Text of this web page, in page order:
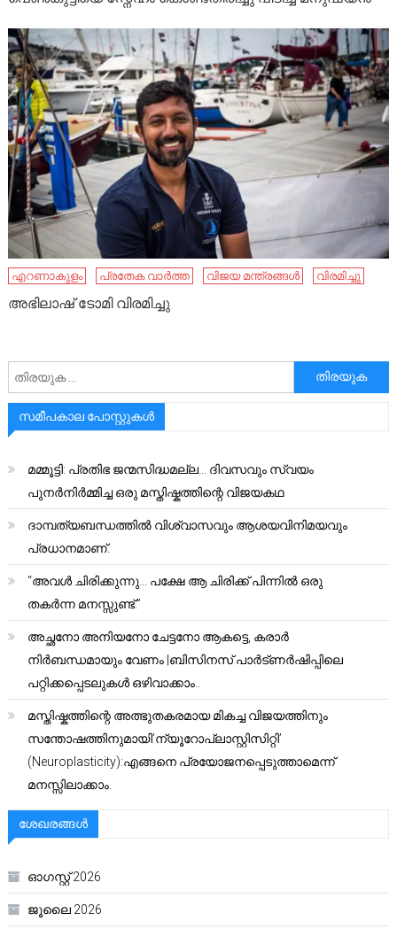
എറണാകുളം പ്രതേക വാർത്ത വിജയ മന്ത്രങ്ങൾ വിരമിച്ചു
അഭിലാഷ് ടോമി വിരമിച്ചു
അനേഷിക്കുക
സമീപകാല പോസ്റ്റുകൾ
മമ്മൂട്ടി: പ്രതിഭ ജന്മസിദ്ധമല്ല… ദിവസവും സ്വയം
പുനർനിർമ്മിച്ച ഒരു മസ്തിഷ്കത്തിന്റെ വിജയകഥ
ദാമ്പത്യബന്ധത്തിൽ വിശ്വാസവും ആശയവിനിമയവും
പ്രധാനമാണ്.
“അവൾ ചിരിക്കുന്നു… പക്ഷേ ആ ചിരിക്ക് പിന്നിൽ ഒരു
തകർന്ന മനസ്സുണ്ട്.”
അച്ഛനോ അനിയനോ ചേട്ടനോ ആകട്ടെ, കരാർ
നിർബന്ധമായും വേണം |ബിസിനസ് പാർട്ണർഷിപ്പിലെ
പറ്റിക്കപ്പെടലുകൾ ഒഴിവാക്കാം..
മസ്തിഷ്കത്തിന്റെ അത്ഭുതകരമായ മികച്ച വിജയത്തിനും
സന്തോഷത്തിനുമായി’ന്യൂറോപ്ലാസ്റ്റിസിറ്റി’
(Neuroplasticity):എങ്ങനെ പ്രയോജനപ്പെടുത്താമെന്ന്
മനസ്സിലാക്കാം.
ശേഖരങ്ങൾ
ഓഗസ്റ്റ്‌ 2026
ജൂലൈ 2026